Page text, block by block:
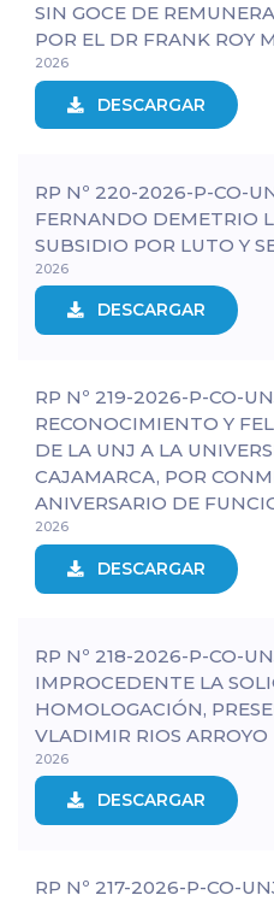
SIN GOCE DE
POR EL DR FRANK ROY
2026
DESCARGAR
RP Nº 220-2026-P-CO-
FERNANDO DEMETRIO
SUBSIDIO POR LUTO Y
2026
DESCARGAR
RP Nº 219-2026-P-CO-
RECONOCIMIENTO Y
DE LA UNJ A LA
CAJAMARCA, POR
ANIVERSARIO DE
2026
DESCARGAR
RP Nº 218-2026-P-CO-
IMPROCEDENTE LA
HOMOLOGACIÓN,
VLADIMIR RIOS ARROYO
2026
DESCARGAR
RP Nº 217-2026-P-CO-